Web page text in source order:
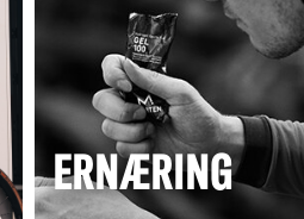
ERNÆRING